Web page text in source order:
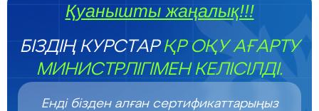
Қуанышты жаңалық!!!
БІЗДІҢ КУРСТАРҚР ОҚУ АҒАРТУ
МИНИСТРЛІГІМЕН КЕЛІСІЛДІ.
Енді бізден алған сертификаттарыңыз